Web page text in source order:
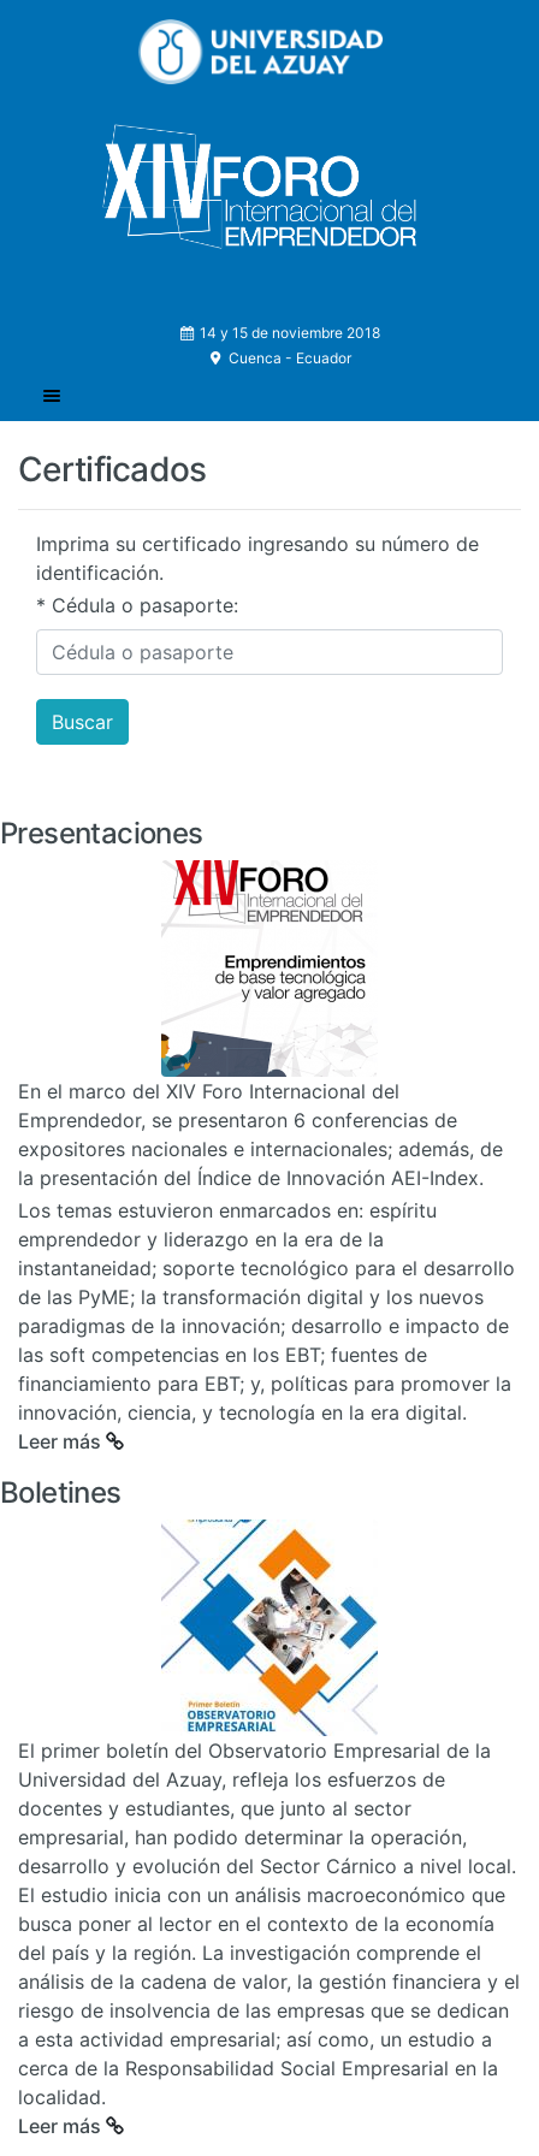
14 y 15 de noviembre 2018
Cuenca - Ecuador
Certificados
Imprima su certificado ingresando su número de
identificación.
* Cédula o pasaporte:
Buscar
Presentaciones
En el marco del XIV Foro Internacional del
Emprendedor, se presentaron 6 conferencias de
expositores nacionales e internacionales; además, de
la presentación del Índice de Innovación AEI-Index.
Los temas estuvieron enmarcados en: espíritu
emprendedor y liderazgo en la era de la
instantaneidad; soporte tecnológico para el desarrollo
de las PyME; la transformación digital y los nuevos
paradigmas de la innovación; desarrollo e impacto de
las soft competencias en los EBT; fuentes de
financiamiento para EBT; y, políticas para promover la
innovación, ciencia, y tecnología en la era digital.
Leer más
Boletines
El primer boletín del Observatorio Empresarial de la
Universidad del Azuay, refleja los esfuerzos de
docentes y estudiantes, que junto al sector
empresarial, han podido determinar la operación,
desarrollo y evolución del Sector Cárnico a nivel local.
El estudio inicia con un análisis macroeconómico que
busca poner al lector en el contexto de la economía
del país y la región. La investigación comprende el
análisis de la cadena de valor, la gestión financiera y el
riesgo de insolvencia de las empresas que se dedican
a esta actividad empresarial; así como, un estudio a
cerca de la Responsabilidad Social Empresarial en la
localidad.
Leer más